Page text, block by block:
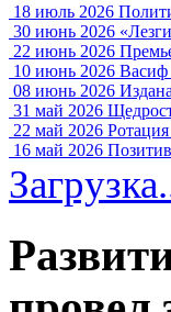
18 июль 2026
30 июнь 2026
22 июнь 2026
10 июнь 2026 Васиф
08 июнь 2026
31 май 2026
22 май 2026
16 май 2026